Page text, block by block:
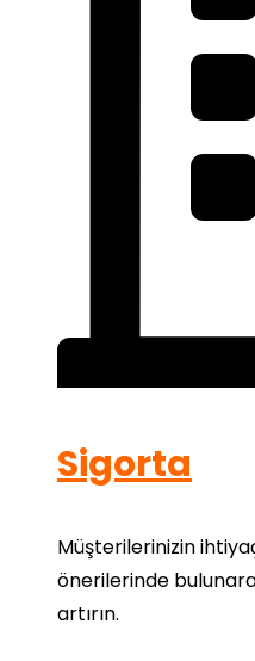
Sigorta
Müşterilerinizin
önerilerinde
artırın.